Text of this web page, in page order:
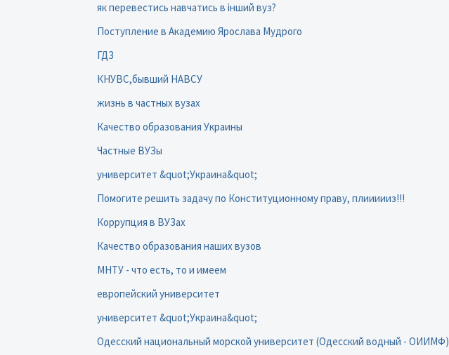
як перевестись навчатись в інший вуз?
Поступление в Академию Ярослава Мудрого
ГДЗ
КНУВС,бывший НАВСУ
жизнь в частных вузах
Качество образования Украины
Частные ВУЗы
университет &quot;Украина&quot;
Помогите решить задачу по Конституционному праву, плиииииз!!!
Коррупция в ВУЗах
Качество образования наших вузов
МНТУ - что есть, то и имеем
европейский университет
университет &quot;Украина&quot;
Одесский национальный морской университет (Одесский водный - ОИИМФ)